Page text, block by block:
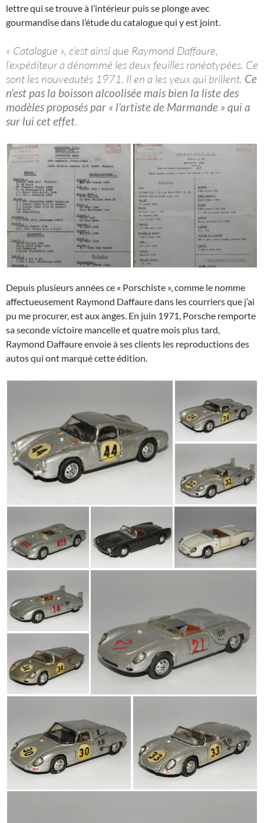
lettre qui se trouve à l’intérieur puis se plonge avec
gourmandise dans l’étude du catalogue qui y est joint.
« Catalogue », c’est ainsi que Raymond Daffaure,
l’expéditeur a dénommé les deux feuilles ronéotypées. Ce
sont les nouveautés 1971. Il en a les yeux qui brillent. Ce
n’est pas la boisson alcoolisée mais bien la liste des
modèles proposés par « l’artiste de Marmande » qui a
sur lui cet effet.
Depuis plusieurs années ce « Porschiste », comme le nomme
affectueusement Raymond Daffaure dans les courriers que j’ai
pu me procurer, est aux anges. En juin 1971, Porsche remporte
sa seconde victoire mancelle et quatre mois plus tard,
Raymond Daffaure envoie à ses clients les reproductions des
autos qui ont marqué cette édition.